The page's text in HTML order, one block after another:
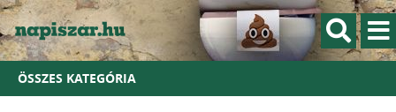
ÖSSZES KATEGÓRIA